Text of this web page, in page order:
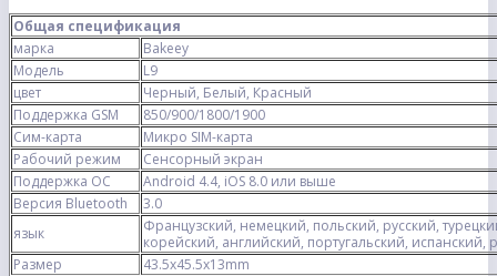
Общая спецификация
марка
Bakeey
Модель
L9
цвет
Черный, Белый, Красный
Поддержка GSM
850/900/1800/1900
Сим-карта
Микро SIM-карта
Рабочий режим
Сенсорный экран
Поддержка ОС
Android 4.4, iOS 8.0 или выше
Версия Bluetooth
3.0
язык
Французский, немецкий, польский, русский,
корейский, английский, португальский, испанский,
Размер
43.5x45.5x13mm